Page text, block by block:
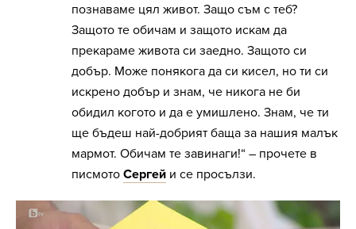
познаваме цял живот. Защо съм с теб?
Защото те обичам и защото искам да
прекараме живота си заедно. Защото си
добър. Може понякога да си кисел, но ти си
искрено добър и знам, че никога не би
обидил когото и да е умишлено. Знам, че ти
ще бъдеш най-добрият баща за нашия малък
мармот. Обичам те завинаги!“ – прочете в
писмото Сергей и се просълзи.